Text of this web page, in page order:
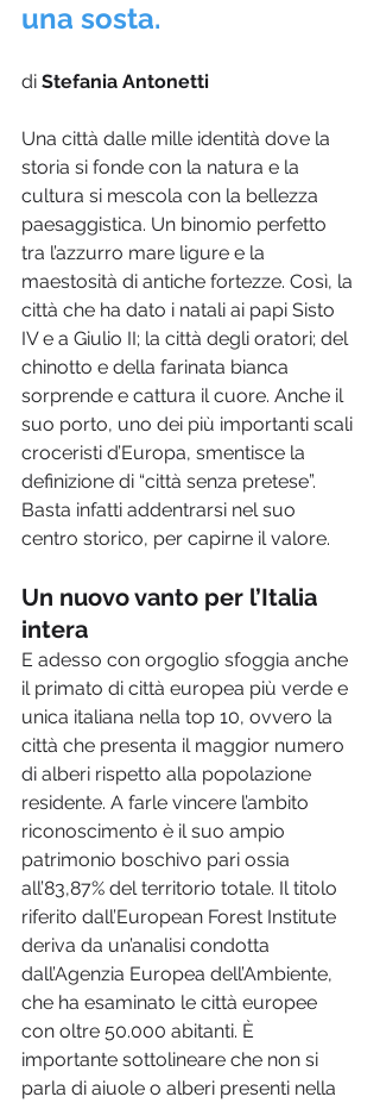
una sosta.
di Stefania Antonetti
Una città dalle mille identità dove la
storia si fonde con la natura e la
cultura si mescola con la bellezza
paesaggistica. Un binomio perfetto
tra l’azzurro mare ligure e la
maestosità di antiche fortezze. Così, la
città che ha dato i natali ai papi Sisto
IV e a Giulio II; la città degli oratori; del
chinotto e della farinata bianca
sorprende e cattura il cuore. Anche il
suo porto, uno dei più importanti scali
croceristi d’Europa, smentisce la
definizione di “città senza pretese”.
Basta infatti addentrarsi nel suo
centro storico, per capirne il valore.
Un nuovo vanto per l’Italia
intera
E adesso con orgoglio sfoggia anche
il primato di città europea più verde e
unica italiana nella top 10, ovvero la
città che presenta il maggior numero
di alberi rispetto alla popolazione
residente. A farle vincere l’ambito
riconoscimento è il suo ampio
patrimonio boschivo pari ossia
all’83,87% del territorio totale. Il titolo
riferito dall’European Forest Institute
deriva da un’analisi condotta
dall’Agenzia Europea dell’Ambiente,
che ha esaminato le città europee
con oltre 50.000 abitanti. È
importante sottolineare che non si
parla di aiuole o alberi presenti nella